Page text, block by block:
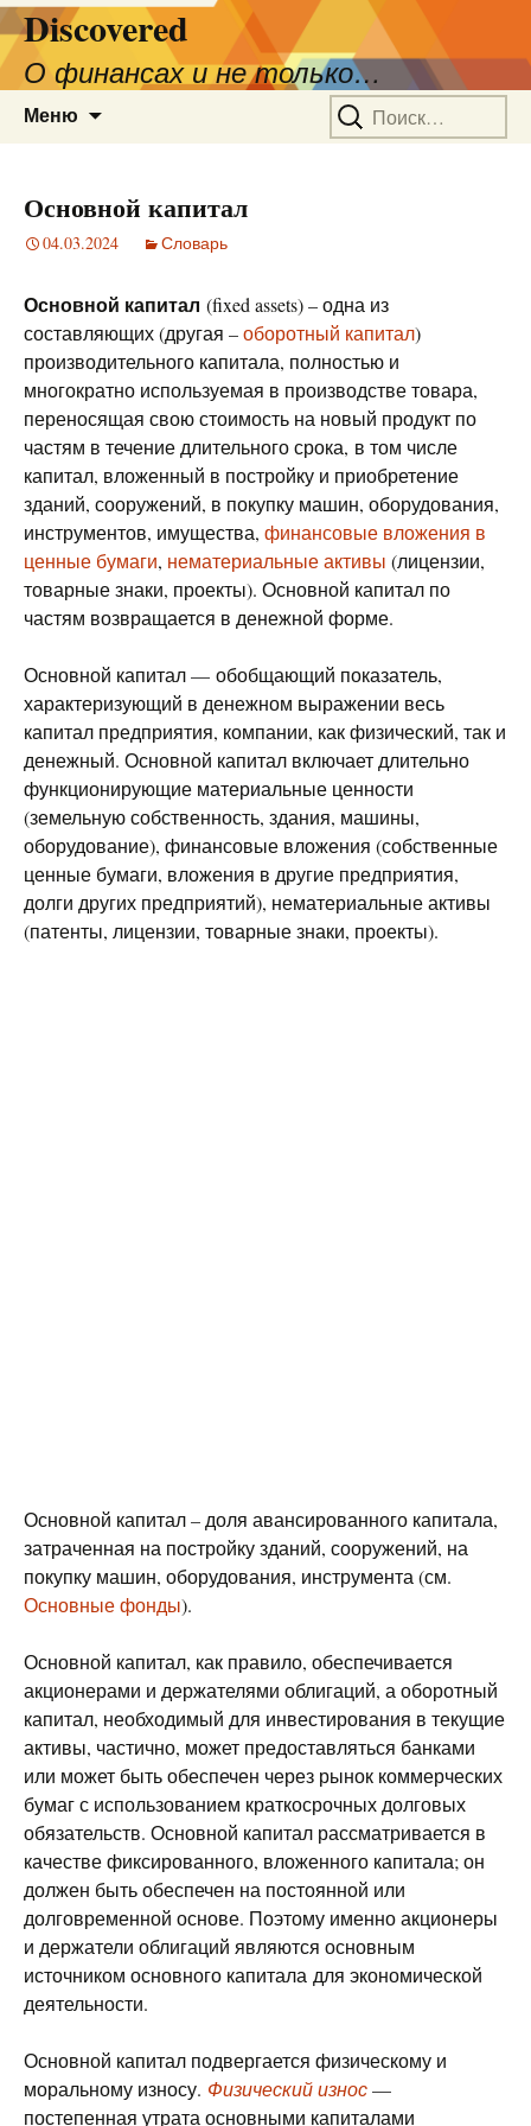
Discovered
О финансах и не только…
Меню Найти:
Основной капитал
04.03.2024 Словарь
Основной капитал (fixed assets) – одна из
составляющих (другая –оборотный капитал)
производительного капитала, полностью и
многократно используемая в производстве товара,
переносящая свою стоимость на новый продукт по
частям в течение длительного срока, в том числе
капитал, вложенный в постройку и приобретение
зданий, сооружений, в покупку машин, оборудования,
инструментов, имущества, финансовые вложения в
ценные бумаги, нематериальные активы (лицензии,
товарные знаки, проекты). Основной капитал по
частям возвращается в денежной форме.
Основной капитал — обобщающий показатель,
характеризующий в денежном выражении весь
капитал предприятия, компании, как физический, так и
денежный. Основной капитал включает длительно
функционирующие материальные ценности
(земельную собственность, здания, машины,
оборудование), финансовые вложения (собственные
ценные бумаги, вложения в другие предприятия,
долги других предприятий), нематериальные активы
(патенты, лицензии, товарные знаки, проекты).
Основной капитал – доля авансированного капитала,
затраченная на постройку зданий, сооружений, на
покупку машин, оборудования, инструмента (см.
Основные фонды).
Основной капитал, как правило, обеспечивается
акционерами и держателями облигаций, а оборотный
капитал, необходимый для инвестирования в текущие
активы, частично, может предоставляться банками
или может быть обеспечен через рынок коммерческих
бумаг с использованием краткосрочных долговых
обязательств. Основной капитал рассматривается в
качестве фиксированного, вложенного капитала; он
должен быть обеспечен на постоянной или
долговременной основе. Поэтому именно акционеры
и держатели облигаций являются основным
источником основного капитала для экономической
деятельности.
Основной капитал подвергается физическому и
моральному износу. Физический износ—
постепенная утрата основными капиталами